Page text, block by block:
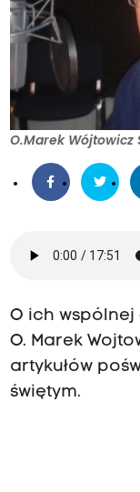
O.Marek Wójtowicz
O ich wspólnej
O. Marek
artykułów
świętym.